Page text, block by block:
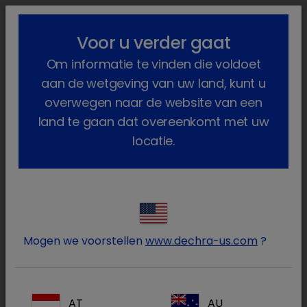
lock_outline search menu
Voedselproducerende dieren
Voedselproducerende dieren
(6 Producten)
Voor u verder gaat
Om informatie te vinden die voldoet
aan de wetgeving van uw land, kunt u
overwegen naar de website van een
land te gaan dat overeenkomt met uw
locatie.
Mogen we voorstellen www.dechra-us.com ?
AT AU